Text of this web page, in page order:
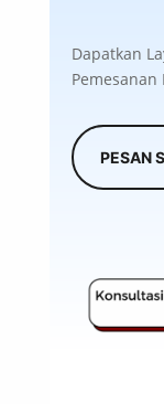
Dapatkan
PESAN